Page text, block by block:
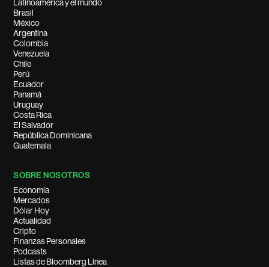
Latinoamérica y el mundo
Brasil
México
Argentina
Colombia
Venezuela
Chile
Perú
Ecuador
Panamá
Uruguay
Costa Rica
El Salvador
República Dominicana
Guatemala
SOBRE NOSOTROS
Economía
Mercados
Dólar Hoy
Actualidad
Cripto
Finanzas Personales
Podcasts
Listas de Bloomberg Línea